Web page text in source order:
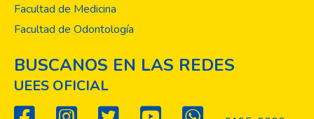
En el presente año, estudiantes de la
Escuela de Posgrado han desarrollado
los principales problemas que enfrenta El
Salvador, entre ellas destacan las
relacionadas a la reciente pandemia del
COVID-19;
Facultad de Medicina
Facultad de Odontología
BUSCANOS EN LAS REDES
UEES OFICIAL